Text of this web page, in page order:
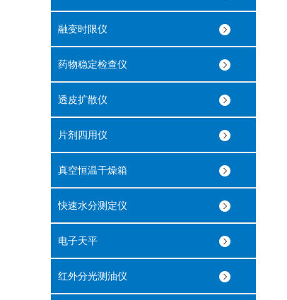
融变时限仪
药物稳定检查仪
透皮扩散仪
片剂四用仪
真空恒温干燥箱
快速水分测定仪
电子天平
红外分光测油仪